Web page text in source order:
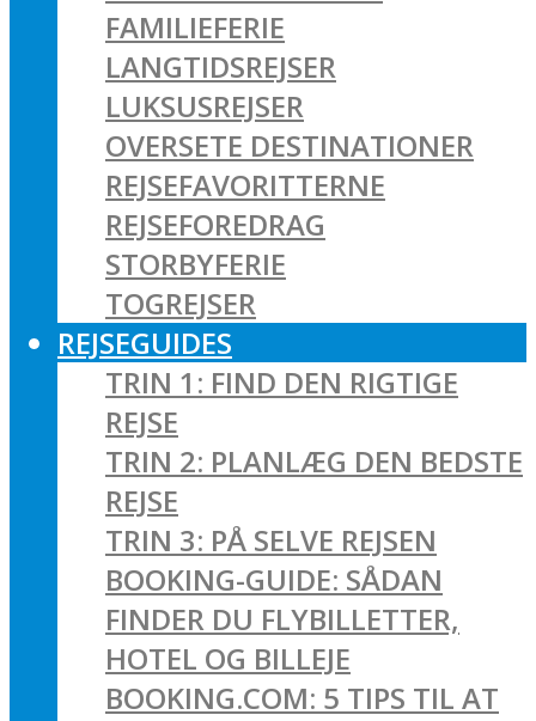
FAMILIEFERIE
LANGTIDSREJSER
LUKSUSREJSER
OVERSETE DESTINATIONER
REJSEFAVORITTERNE
REJSEFOREDRAG
STORBYFERIE
TOGREJSER
REJSEGUIDES
TRIN 1: FIND DEN RIGTIGE
REJSE
TRIN 2: PLANLÆG DEN BEDSTE
REJSE
TRIN 3: PÅ SELVE REJSEN
BOOKING-GUIDE: SÅDAN
FINDER DU FLYBILLETTER,
HOTEL OG BILLEJE
BOOKING.COM: 5 TIPS TIL AT